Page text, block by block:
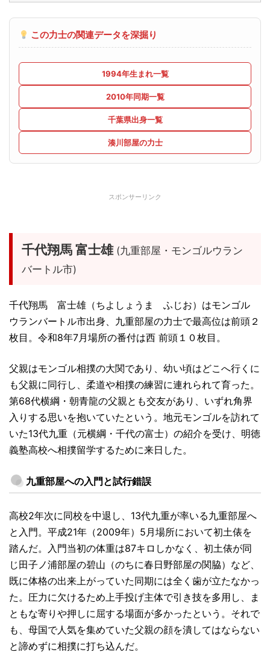
この力士の関連データを深掘り
1994年生まれ一覧
2010年同期一覧
千葉県出身一覧
湊川部屋の力士
スポンサーリンク
千代翔馬 富士雄 (九重部屋・モンゴルウラン
バートル市)
千代翔馬 富士雄（ちよしょうま ふじお）はモンゴル
ウランバートル市出身、九重部屋の力士で最高位は前頭２
枚目。令和8年7月場所の番付は西 前頭１０枚目。
父親はモンゴル相撲の大関であり、幼い頃はどこへ行くに
も父親に同行し、柔道や相撲の練習に連れられて育った。
第68代横綱・朝青龍の父親とも交友があり、いずれ角界
入りする思いを抱いていたという。地元モンゴルを訪れて
いた13代九重（元横綱・千代の富士）の紹介を受け、明徳
義塾高校へ相撲留学するために来日した。
九重部屋への入門と試行錯誤
高校2年次に同校を中退し、13代九重が率いる九重部屋へ
と入門。平成21年（2009年）5月場所において初土俵を
踏んだ。入門当初の体重は87キロしかなく、初土俵が同
じ田子ノ浦部屋の碧山（のちに春日野部屋の関脇）など、
既に体格の出来上がっていた同期には全く歯が立たなかっ
た。圧力に欠けるため上手投げ主体で引き技を多用し、ま
ともな寄りや押しに屈する場面が多かったという。それで
も、母国で人気を集めていた父親の顔を潰してはならない
と諦めずに相撲に打ち込んだ。